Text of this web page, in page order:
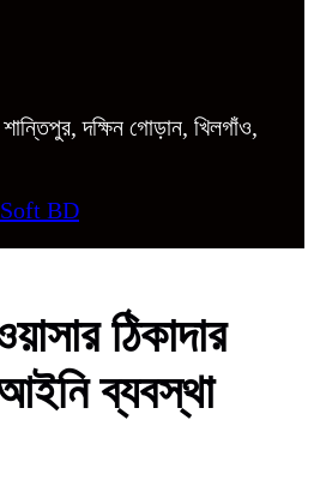
দক্ষিন গোড়ান, খিলগাঁও,
BD
ঠিকাদার
ব্যবস্থা